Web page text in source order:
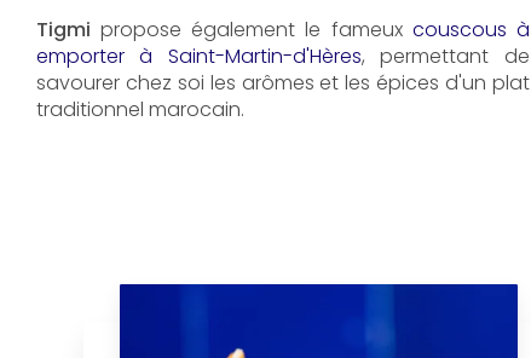
Tigmi propose également le fameux couscous à
emporter à Saint-Martin-d'Hères, permettant de
savourer chez soi les arômes et les épices d'un plat
traditionnel marocain.